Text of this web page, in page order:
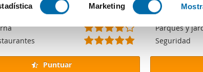
buscar características específicas (huellas
personales y establezca sus
su consentimiento en cualquier momento
Marketing
)))))*
*
*
*
)(
*
(
*
(
*
(
*
(
*
(
*
(
*
(
*
(
*
(
)(((((
Colegios
Parking en la
Parques y
Seguridad
Puntuar